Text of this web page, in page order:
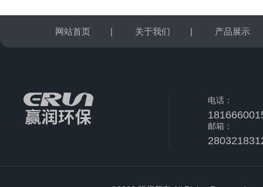
网站首页 | 关于我们 | 产品展示
电话：
邮箱：